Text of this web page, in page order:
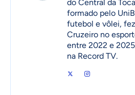
do Central da
formado pelo
futebol e vôlei,
Cruzeiro no
entre 2022 e
na Record TV.